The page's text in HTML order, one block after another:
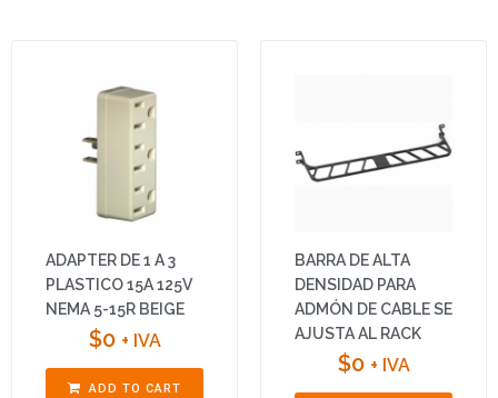
ADAPTER DE 1 A 3
PLASTICO 15A 125V
NEMA 5-15R BEIGE
$0 + IVA
ADD TO CART
BARRA DE ALTA
DENSIDAD PARA
ADMÓN DE CABLE SE
AJUSTA AL RACK
$0 + IVA